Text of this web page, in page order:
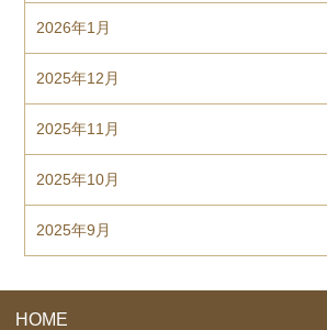
2026年1月
2025年12月
2025年11月
2025年10月
2025年9月
HOME